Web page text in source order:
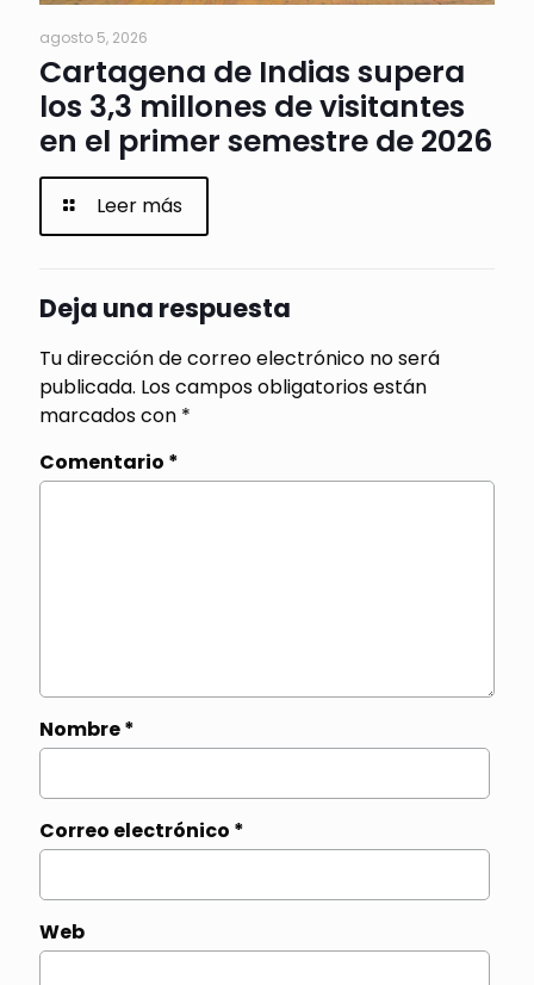
agosto 5, 2026
Cartagena de Indias supera
los 3,3 millones de visitantes
en el primer semestre de 2026
Leer más
Deja una respuesta
Tu dirección de correo electrónico no será
publicada. Los campos obligatorios están
marcados con *
Comentario *
Nombre*
Correo electrónico *
Web